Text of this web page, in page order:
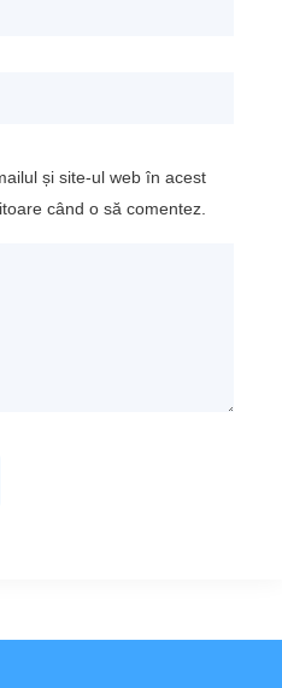
și site-ul web în acest
când o să comentez.